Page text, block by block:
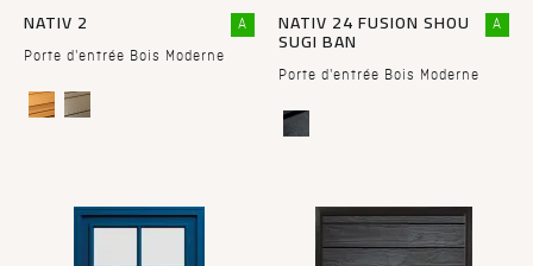
NATIV 2
Porte d'entrée Bois Moderne
A NATIV 24 FUSION SHOU
SUGI BAN
Porte d'entrée Bois Moderne
A